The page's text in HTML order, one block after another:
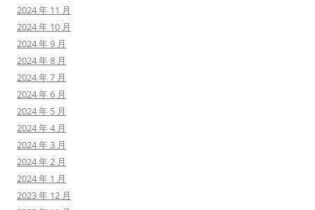
2024 年 11 月
2024 年 10 月
2024 年 9 月
2024 年 8 月
2024 年 7 月
2024 年 6 月
2024 年 5 月
2024 年 4 月
2024 年 3 月
2024 年 2 月
2024 年 1 月
2023 年 12 月